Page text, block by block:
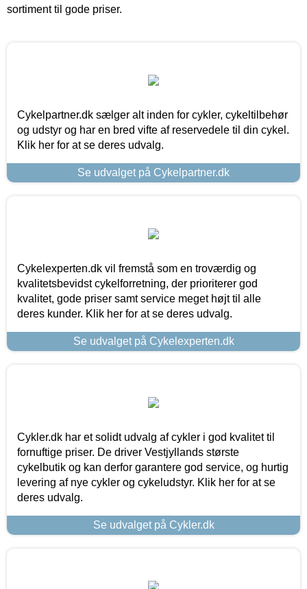
sortiment til gode priser.
Cykelpartner.dk sælger alt inden for cykler, cykeltilbehør
og udstyr og har en bred vifte af reservedele til din cykel.
Klik her for at se deres udvalg.
Se udvalget på Cykelpartner.dk
Cykelexperten.dk vil fremstå som en troværdig og
kvalitetsbevidst cykelforretning, der prioriterer god
kvalitet, gode priser samt service meget højt til alle
deres kunder. Klik her for at se deres udvalg.
Se udvalget på Cykelexperten.dk
Cykler.dk har et solidt udvalg af cykler i god kvalitet til
fornuftige priser. De driver Vestjyllands største
cykelbutik og kan derfor garantere god service, og hurtig
levering af nye cykler og cykeludstyr. Klik her for at se
deres udvalg.
Se udvalget på Cykler.dk